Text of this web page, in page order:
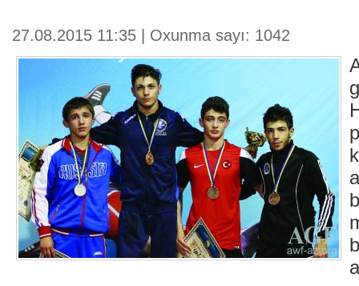
27.08.2015 11:35 | Oxunma sayı: 1042